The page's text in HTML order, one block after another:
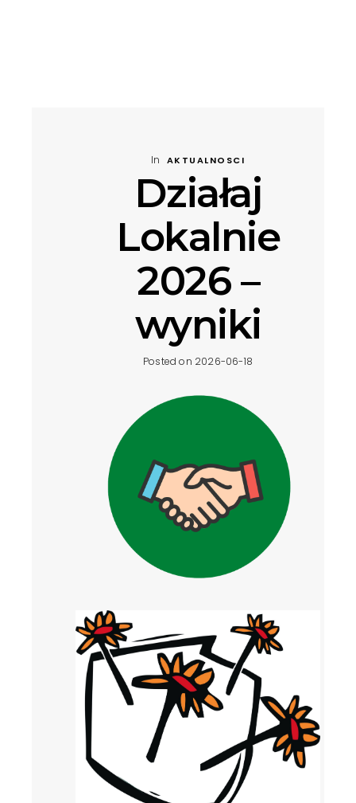
In AKTUALNOSCI
Działaj
Lokalnie
2026 –
wyniki
Posted on 2026-06-18